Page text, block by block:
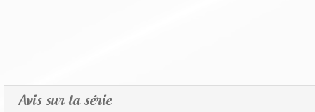
Avis sur la série